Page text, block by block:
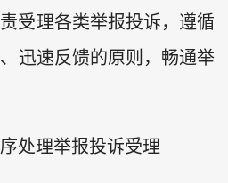
受理各类举报投诉，遵循
迅速反馈的原则，畅通举
处理举报投诉受理